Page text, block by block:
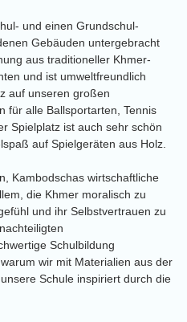
und einen Grundschul-
Gebäuden untergebracht
aus traditioneller Khmer-
und ist umweltfreundlich
auf unseren großen
für alle Ballsportarten, Tennis
Spielplatz ist auch sehr schön
auf Spielgeräten aus Holz.
Kambodschas wirtschaftliche
die Khmer moralisch zu
und ihr Selbstvertrauen zu
Schulbildung
wir mit Materialien aus der
Schule inspiriert durch die